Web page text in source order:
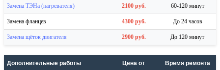
Замена ТЭНа (нагревателя) 2100 руб. 60-120 минут
Замена фланцев 4300 руб. До 24 часов
Замена щёток двигателя 2900 руб. До 120 минут
Дополнительные работы Цена от Время ремонта